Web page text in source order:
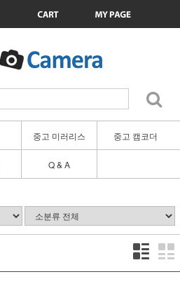
중고 미러리스 중고 캠코더
Q & A